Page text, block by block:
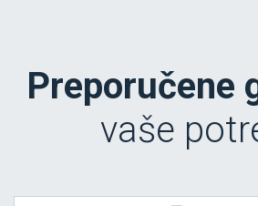
Preporučene
vaše